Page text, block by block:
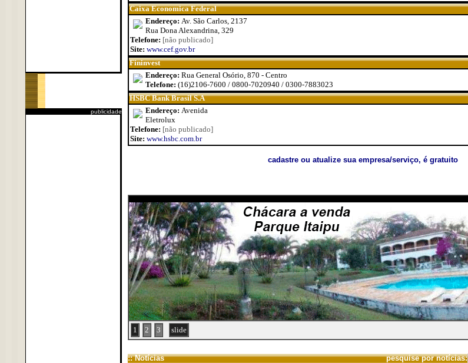
publicidade
Caixa Economica Federal
Endereço: Av. São Carlos, 2137
Rua Dona Alexandrina, 329
Telefone: [não publicado]
Site: www.cef.gov.br
Fininvest
Endereço: Rua General Osório, 870 - Centro
Telefone: (16)2106-7600 / 0800-7020940 / 0300-7883023
HSBC Bank Brasil S.A
Endereço: Avenida
Eletrolux
Telefone: [não publicado]
Site: www.hsbc.com.br
cadastre ou atualize sua empresa/serviço, é gratuito
1 2 3 slide
:: Notícias pesquise por notícias: